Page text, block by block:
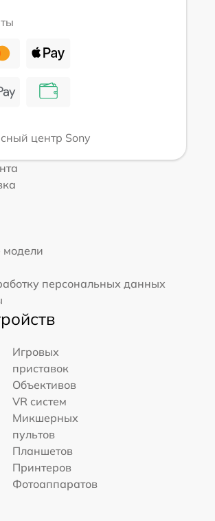
центр Sony
модели
персональных данных
Игровых
приставок
Объективов
VR систем
Микшерных
пультов
Планшетов
Принтеров
Фотоаппаратов